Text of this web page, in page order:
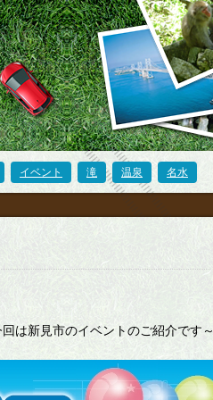
イベント 滝 温泉 名水
は新見市のイベントのご紹介です～